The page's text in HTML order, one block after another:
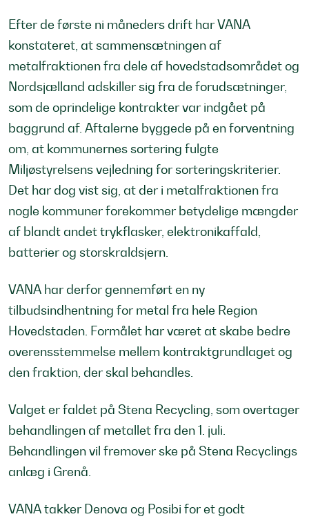
Efter de første ni måneders drift har VANA
konstateret, at sammensætningen af
metalfraktionen fra dele af hovedstadsområdet og
Nordsjælland adskiller sig fra de forudsætninger,
som de oprindelige kontrakter var indgået på
baggrund af. Aftalerne byggede på en forventning
om, at kommunernes sortering fulgte
Miljøstyrelsens vejledning for sorteringskriterier.
Det har dog vist sig, at der i metalfraktionen fra
nogle kommuner forekommer betydelige mængder
af blandt andet trykflasker, elektronikaffald,
batterier og storskraldsjern.
VANA har derfor gennemført en ny
tilbudsindhentning for metal fra hele Region
Hovedstaden. Formålet har været at skabe bedre
overensstemmelse mellem kontraktgrundlaget og
den fraktion, der skal behandles.
Valget er faldet på Stena Recycling, som overtager
behandlingen af metallet fra den 1. juli.
Behandlingen vil fremover ske på Stena Recyclings
anlæg i Grenå.
VANA takker Denova og Posibi for et godt